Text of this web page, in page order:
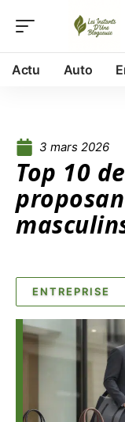
Actu Auto
3 mars 2026
Top 10
ENTREPRISE